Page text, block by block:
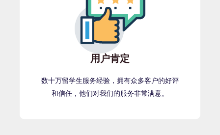
用户肯定
数十万留学生服务经验，拥有众多客户的好评
和信任，他们对我们的服务非常满意。